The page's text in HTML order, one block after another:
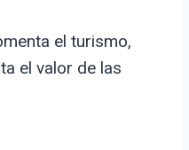
el turismo,
el valor de las